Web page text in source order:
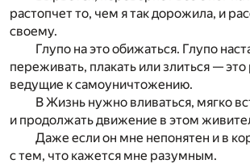
растопчет то, чем я так дорожила, и
своему.
Глупо на это обижаться. Глупо
переживать, плакать или злиться — это
ведущие к самоуничтожению.
В Жизнь нужно вливаться, мягко
и продолжать движение в этом
Даже если он мне непонятен и в
с тем, что кажется мне разумным.